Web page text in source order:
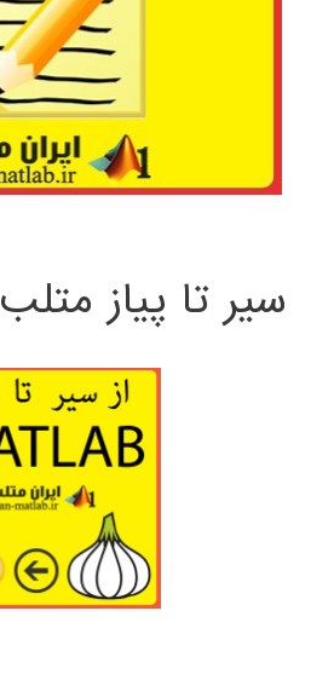
سیر تا پیاز متلب MATLAB